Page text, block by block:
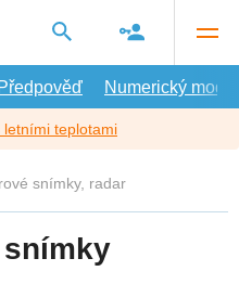
Předpověď Numerický model
letními teplotami
snímky, radar
snímky